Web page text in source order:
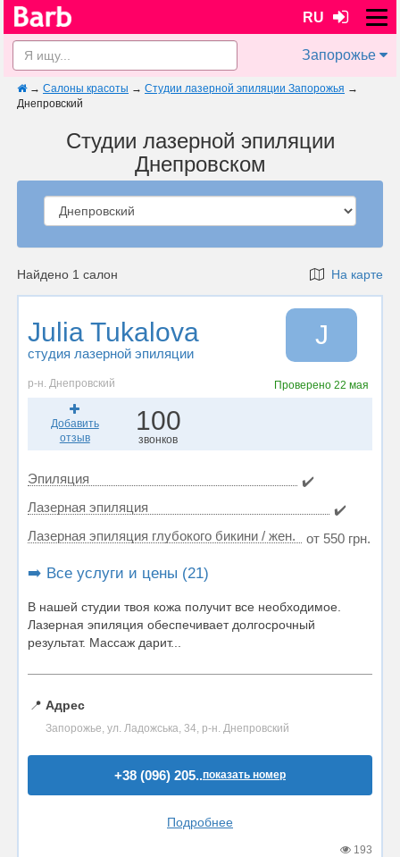
RU
Запорожье
→ Салоны красоты → Студии лазерной эпиляции Запорожья →
Днепровский
Студии лазерной эпиляции
Днепровском
Найдено 1 салон На карте
Julia Tukalova
студия лазерной эпиляции
J
р-н. Днепровский Проверено22 мая
Добавить
отзыв
100
звонков
Эпиляция
✔️
Лазерная эпиляция
✔️
Лазерная эпиляция глубокого бикини / жен.
от 550 грн.
➡️ Все услуги и цены (21)
В нашей студии твоя кожа получит все необходимое.
Лазерная эпиляция обеспечивает долгосрочный
результат. Массаж дарит...
📍 Адрес
Запорожье, ул. Ладожська, 34, р-н. Днепровский
+38 (096) 205..показать номер
Подробнее
193